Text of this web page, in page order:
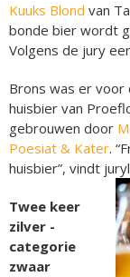
Kuuks Blond van
bonde bier wordt
Volgens de jury
Brons was er voor
huisbier van
gebrouwen door
Poesiat & Kater.
huisbier”, vindt
Twee keer
zilver -
categorie
zwaar